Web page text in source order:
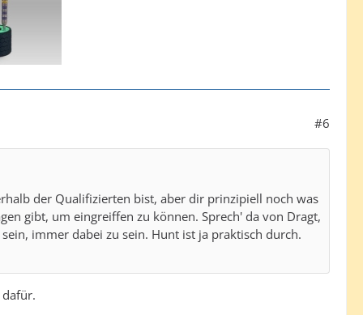
#6
der Qualifizierten bist, aber dir prinzipiell noch was
gibt, um eingreiffen zu können. Sprech' da von Dragt,
immer dabei zu sein. Hunt ist ja praktisch durch.
dafür.